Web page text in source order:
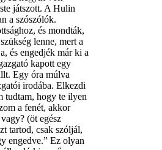
játszott. A Hulin
a szószólók.
és mondták,
lenne, mert a
és engedjék már ki a
kapott egy
Egy óra múlva
irodába. Elkezdi
tudtam, hogy te ilyen
a fenét, akkor
(öt egész
tartod, csak szóljál,
engedve.” Ez olyan